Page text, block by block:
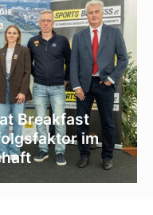
Breakfast
im